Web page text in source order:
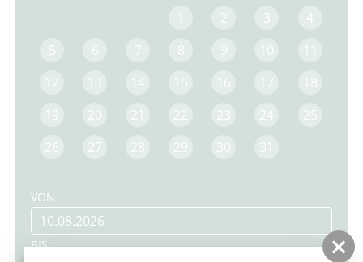
1 2 3
4
5
6 7 8 9 10
11
12
13 14 15 16 17
18
19
20 21 22 23 24
25
26
27 28 29 30 31
VON
BIS